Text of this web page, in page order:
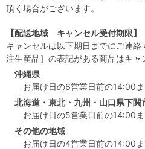
頂く場合がございます。
【配送地域 キャンセル受付期限】
キャンセルは以下期日までにご連
注生産品］の表記がある商品はキャ
沖縄県
お届け日の6営業日前の14:00
北海道・東北・九州・山口県下関
お届け日の5営業日前の14:00
その他の地域
お届け日の4営業日前の14:00